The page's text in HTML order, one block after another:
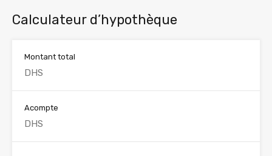
Calculateur d’hypothèque
Montant total
Acompte